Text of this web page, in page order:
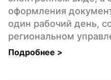
оформления
один рабочий день,
региональном
Подробнее >